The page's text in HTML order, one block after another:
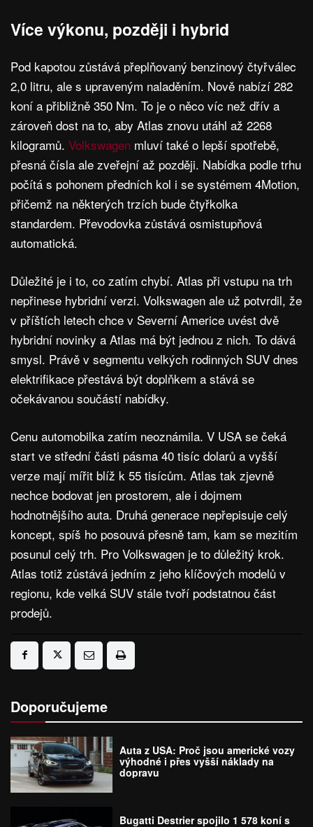
Více výkonu, později i hybrid
Pod kapotou zůstává přeplňovaný benzinový čtyřválec
2,0 litru, ale s upraveným naladěním. Nově nabízí 282
koní a přibližně 350 Nm. To je o něco víc než dřív a
zároveň dost na to, aby Atlas znovu utáhl až 2268
kilogramů. Volkswagen mluví také o lepší spotřebě,
přesná čísla ale zveřejní až později. Nabídka podle trhu
počítá s pohonem předních kol i se systémem 4Motion,
přičemž na některých trzích bude čtyřkolka
standardem. Převodovka zůstává osmistupňová
automatická.
Důležité je i to, co zatím chybí. Atlas při vstupu na trh
nepřinese hybridní verzi. Volkswagen ale už potvrdil, že
v příštích letech chce v Severní Americe uvést dvě
hybridní novinky a Atlas má být jednou z nich. To dává
smysl. Právě v segmentu velkých rodinných SUV dnes
elektrifikace přestává být doplňkem a stává se
očekávanou součástí nabídky.
Cenu automobilka zatím neoznámila. V USA se čeká
start ve střední části pásma 40 tisíc dolarů a vyšší
verze mají mířit blíž k 55 tisícům. Atlas tak zjevně
nechce bodovat jen prostorem, ale i dojmem
hodnotnějšího auta. Druhá generace nepřepisuje celý
koncept, spíš ho posouvá přesně tam, kam se mezitím
posunul celý trh. Pro Volkswagen je to důležitý krok.
Atlas totiž zůstává jedním z jeho klíčových modelů v
regionu, kde velká SUV stále tvoří podstatnou část
prodejů.
Doporučujeme
Auta z USA: Proč jsou americké vozy
výhodné i přes vyšší náklady na
dopravu
Bugatti Destrier spojilo 1 578 koní s